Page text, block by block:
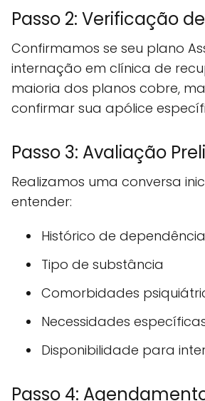
Passo 2: Verificação
Confirmamos se seu plano
internação em clínica de
maioria dos planos cobre,
confirmar sua apólice
Passo 3: Avaliação
Realizamos uma conversa
entender:
Histórico de dependência
Tipo de substância
Comorbidades
Necessidades
Disponibilidade para
Passo 4: